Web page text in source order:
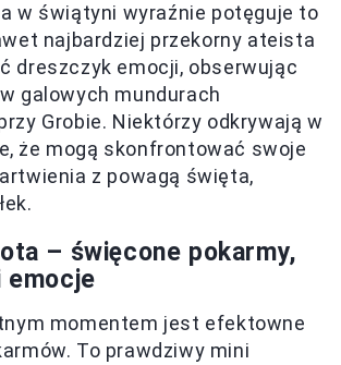
w świątyni wyraźnie potęguje to
najbardziej przekorny ateista
dreszczyk emocji, obserwując
galowych mundurach
Grobie. Niektórzy odkrywają w
że mogą skonfrontować swoje
z powagą święta,
– święcone pokarmy,
emocje
momentem jest efektowne
To prawdziwy mini